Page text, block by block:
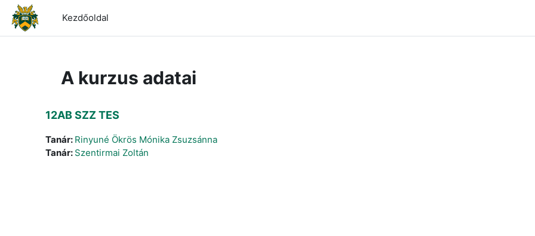
Tovább a fő tartalomhoz
Kezdőoldal
A kurzus adatai
12AB SZZ TES
Tanár: Rinyuné Ökrös Mónika Zsuzsánna
Tanár: Szentirmai Zoltán